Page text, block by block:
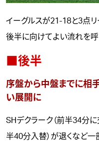
イーグルスが21-18と3点リ
後半に向けてよい流れを呼
■後半
序盤から中盤までに相
い展開に
SHデクラーク（前半34分に
半40分入替）が退くなど